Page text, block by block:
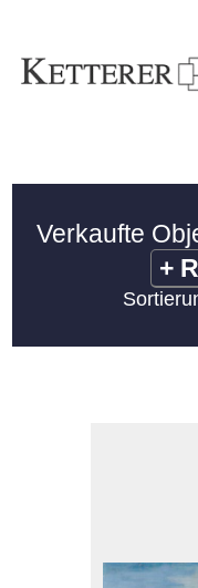
Verkaufte
+